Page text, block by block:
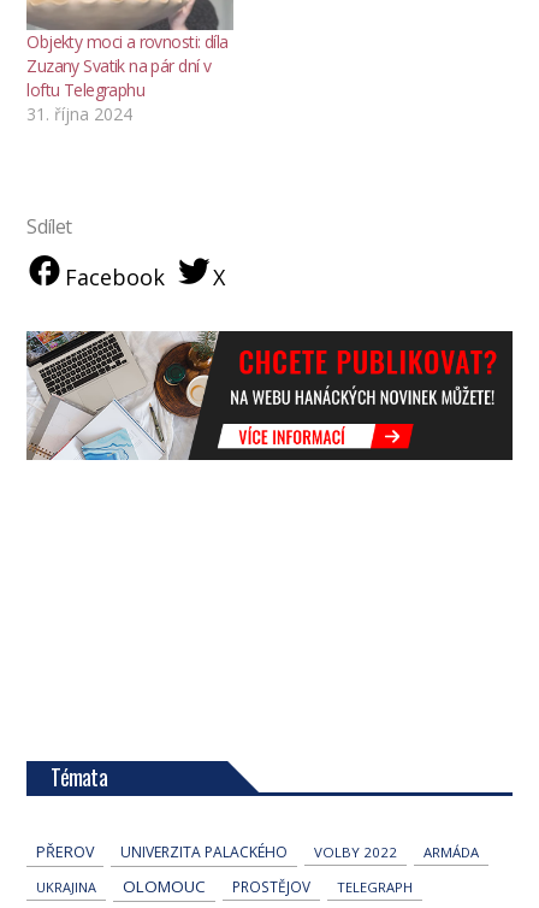
Objekty moci a rovnosti: díla
Zuzany Svatik na pár dní v
loftu Telegraphu
31. října 2024
Sdílet
Facebook X
Témata
PŘEROV UNIVERZITA PALACKÉHO VOLBY 2022
ARMÁDA
UKRAJINA
OLOMOUC PROSTĚJOV TELEGRAPH